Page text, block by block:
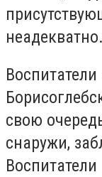
неадекватно.
свою
снаружи,